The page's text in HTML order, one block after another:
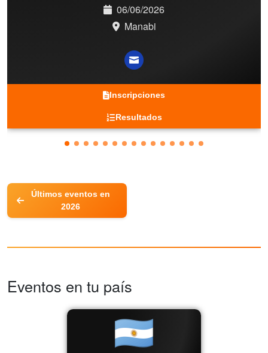
06/06/2026
Manabi
Inscripciones
Resultados
Últimos eventos en
2026
Eventos en tu país